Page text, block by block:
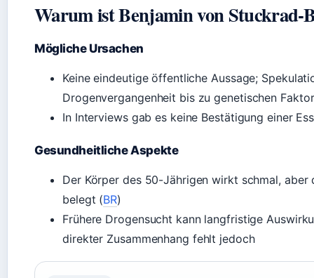
Warum ist Benjamin von Stuckrad-
Mögliche Ursachen
Keine eindeutige öffentliche Aussage;
Drogenvergangenheit bis zu genetischen
In Interviews gab es keine Bestätigung einer
Gesundheitliche Aspekte
Der Körper des 50-Jährigen wirkt schmal,
belegt (BR)
Frühere Drogensucht kann langfristige
direkter Zusammenhang fehlt jedoch